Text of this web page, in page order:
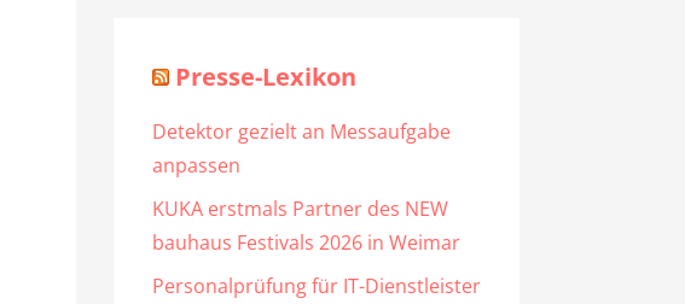
Presse-Lexikon
Detektor gezielt an Messaufgabe
anpassen
KUKA erstmals Partner des NEW
bauhaus Festivals 2026 in Weimar
Personalprüfung für IT-Dienstleister